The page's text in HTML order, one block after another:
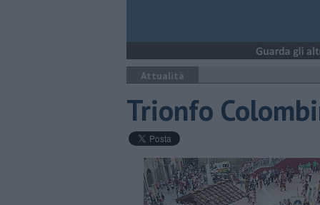
Attualità
Trionfo